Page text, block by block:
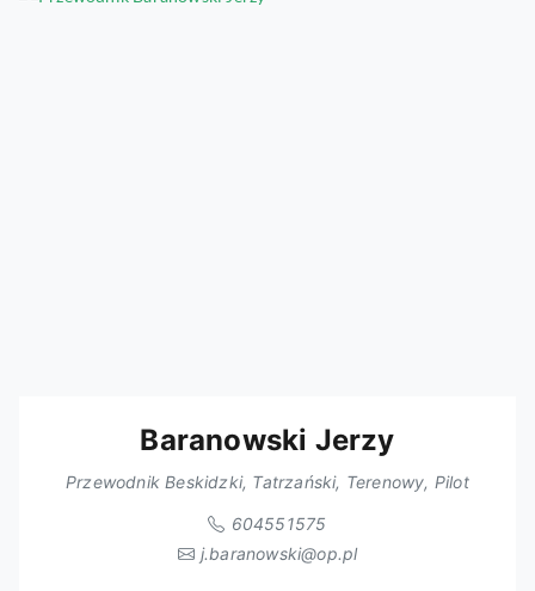
Baranowski Jerzy
Przewodnik Beskidzki, Tatrzański, Terenowy, Pilot
604551575
j.baranowski@op.pl